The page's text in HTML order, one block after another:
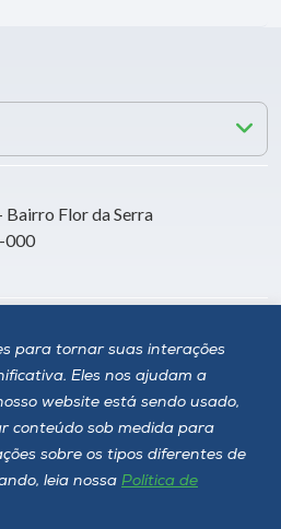
para tornar suas interações
Eles nos ajudam a
website está sendo usado,
conteúdo sob medida para
sobre os tipos diferentes de
leia nossa Política de
Bairro Flor da Serra
000